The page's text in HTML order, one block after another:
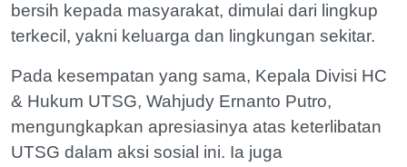
bersih kepada masyarakat, dimulai dari lingkup
terkecil, yakni keluarga dan lingkungan sekitar.
Pada kesempatan yang sama, Kepala Divisi HC
& Hukum UTSG, Wahjudy Ernanto Putro,
mengungkapkan apresiasinya atas keterlibatan
UTSG dalam aksi sosial ini. Ia juga